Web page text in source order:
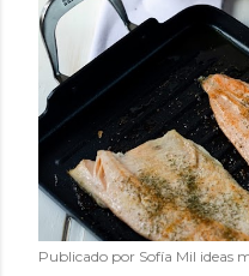
Publicado por Sofía Mil ideas